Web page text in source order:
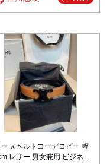
ーヌベルトコーデコピー 幅
レザー 男女兼用 ビジネス